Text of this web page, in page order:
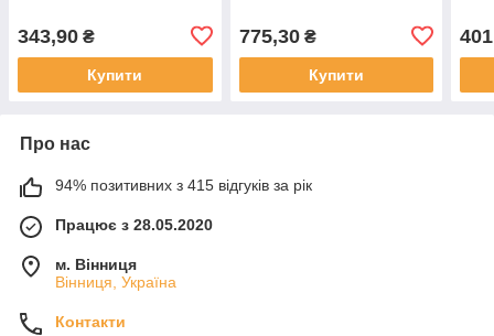
343,90 ₴
Купити
775,30₴
Купити
Про нас
94% позитивних з 415 відгуків за рік
Працює з 28.05.2020
м. Вінниця
Вінниця, Україна
Контакти